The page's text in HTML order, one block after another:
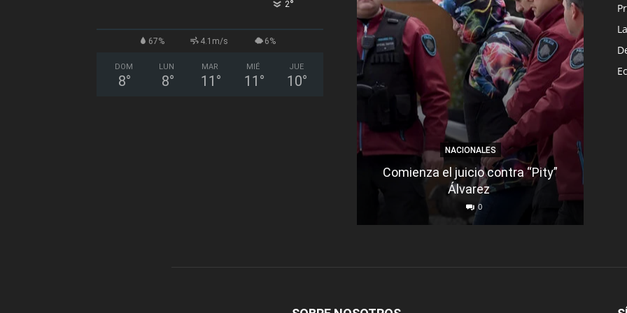
2°
67% 4.1m/s 6%
DOM
8°
LUN
8°
MAR
11 °
MIÉ
11 °
JUE
10°
NACIONALES
Comienza el juicio contra “Pity”
Álvarez
0